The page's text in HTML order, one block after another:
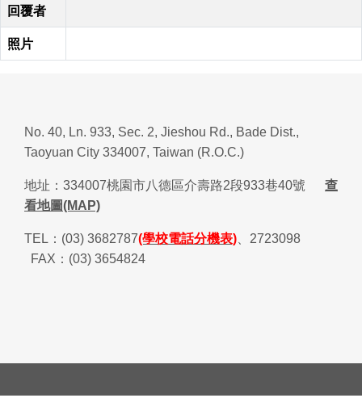
回覆者
照片
No. 40, Ln. 933, Sec. 2, Jieshou Rd., Bade Dist.,
Taoyuan City 334007, Taiwan (R.O.C.)
地址： 334007桃園市八德區介壽路2段933巷40號
查
看地圖(MAP)
TEL ： (03) 3682787(學校電話分機表)
2723098
FAX ： (03) 3654824